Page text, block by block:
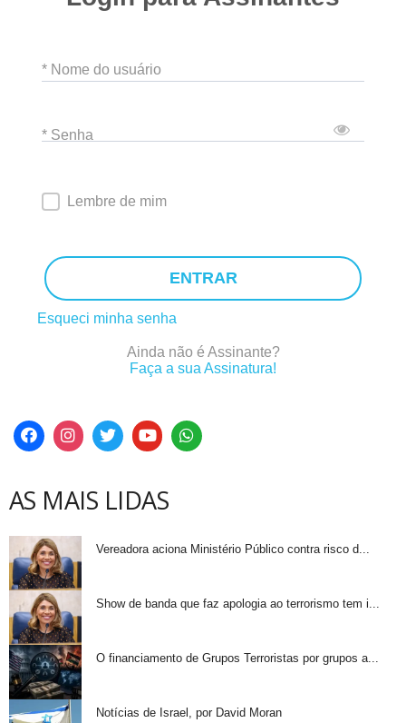
* Nome do usuário
* Senha
Lembre de mim
ENTRAR
Esqueci minha senha
Ainda não é Assinante?
Faça a sua Assinatura!
AS MAIS LIDAS
Vereadora aciona Ministério Público contra risco d...
Show de banda que faz apologia ao terrorismo tem i...
O financiamento de Grupos Terroristas por grupos a...
Notícias de Israel, por David Moran